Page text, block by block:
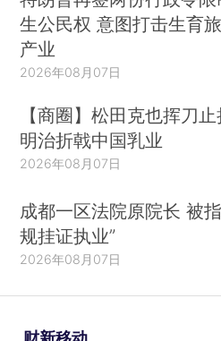
生公民权 意图打击生育
产业
2026年08月07日
【商圈】松田克也挥刀止
明治折戟中国乳业
2026年08月07日
成都一区法院原院长 被
规挂证执业”
2026年08月07日